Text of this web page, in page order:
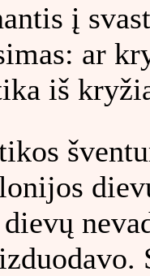
į
ar
iš
dievų